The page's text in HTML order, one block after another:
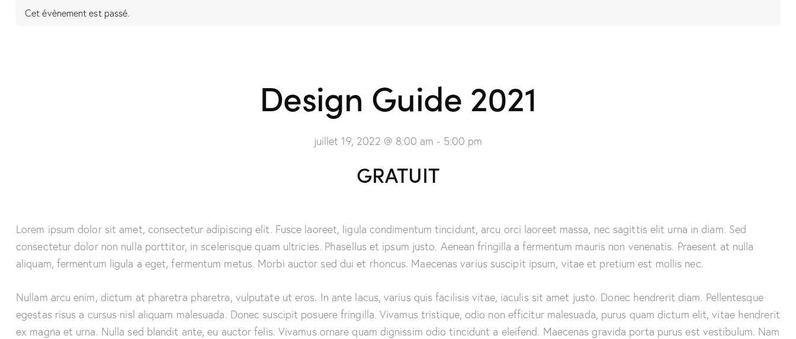
Cet évènement est passé.
Design Guide 2021
juillet 19, 2022 @ 8:00 am - 5:00 pm
GRATUIT
Lorem ipsum dolor sit amet, consectetur adipiscing elit. Fusce laoreet, ligula condimentum tincidunt, arcu orci laoreet massa, nec sagittis elit urna in diam. Sed
consectetur dolor non nulla porttitor, in scelerisque quam ultricies. Phasellus et ipsum justo. Aenean fringilla a fermentum mauris non venenatis. Praesent at nulla
aliquam, fermentum ligula a eget, fermentum metus. Morbi auctor sed dui et rhoncus. Maecenas varius suscipit ipsum, vitae et pretium est mollis nec.
Nullam arcu enim, dictum at pharetra pharetra, vulputate ut eros. In ante lacus, varius quis facilisis vitae, iaculis sit amet justo. Donec hendrerit diam. Pellentesque
egestas risus a cursus nisl aliquam malesuada. Donec suscipit posuere fringilla. Vivamus tristique, odio non efficitur malesuada, purus quam dictum elit, vitae hendrerit
ex magna et urna. Nulla sed blandit ante, eu auctor felis. Vivamus ornare quam dignissim odio tincidunt a eleifend. Maecenas gravida porta purus est vestibulum. Nam